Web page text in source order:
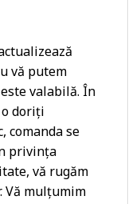
vă putem
valabilă. În
doriți
comanda se
privința
vă rugăm
Vă mulțumim